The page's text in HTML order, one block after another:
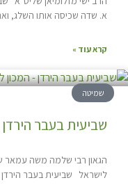
א. שדה שכיסה אותו השלג,
קרא עוד »
שמיטה
שביעית בעבר הירדן
הגאון רבי שלמה משה
לישראל שביעית בעבר